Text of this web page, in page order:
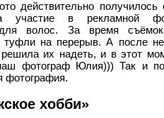
действительно получилось
участие в рекламной
для волос. За время
туфли на перерыв. А после
их надеть, и в этот
фотограф Юлия))) Так и
фотография.
хобби»